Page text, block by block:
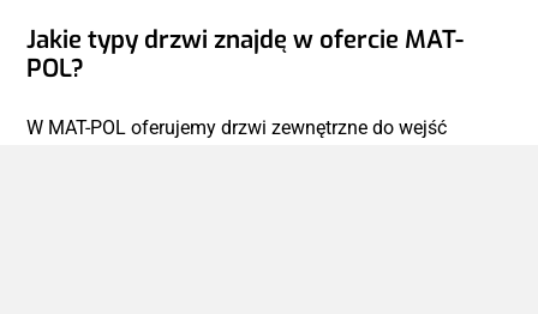
Jakie typy drzwi znajdę w ofercie MAT-
POL?
W MAT-POL oferujemy drzwi zewnętrzne do wejść